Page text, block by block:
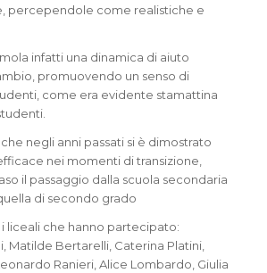
percependole come realistiche e
infatti una dinamica di aiuto
promuovendo un senso di
come era evidente stamattina
negli anni passati si è dimostrato
nei momenti di transizione,
il passaggio dalla scuola secondaria
di secondo grado
liceali che hanno partecipato:
Matilde Bertarelli, Caterina Platini,
Ranieri, Alice Lombardo, Giulia